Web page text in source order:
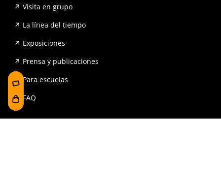
Visita en grupo
La línea del tiempo
Exposiciones
Prensa y publicaciones
Para escuelas
FAQ